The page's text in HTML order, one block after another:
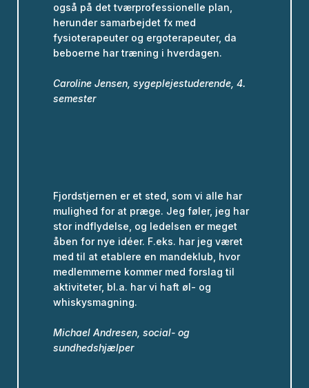
også på det tværprofessionelle plan,
herunder samarbejdet fx med
fysioterapeuter og ergoterapeuter, da
beboerne har træning i hverdagen.
Caroline Jensen, sygeplejestuderende, 4.
semester
Fjordstjernen er et sted, som vi alle har
mulighed for at præge. Jeg føler, jeg har
stor indflydelse, og ledelsen er meget
åben for nye idéer. F.eks. har jeg været
med til at etablere en mandeklub, hvor
medlemmerne kommer med forslag til
aktiviteter, bl.a. har vi haft øl- og
whiskysmagning.
Michael Andresen, social- og
sundhedshjælper